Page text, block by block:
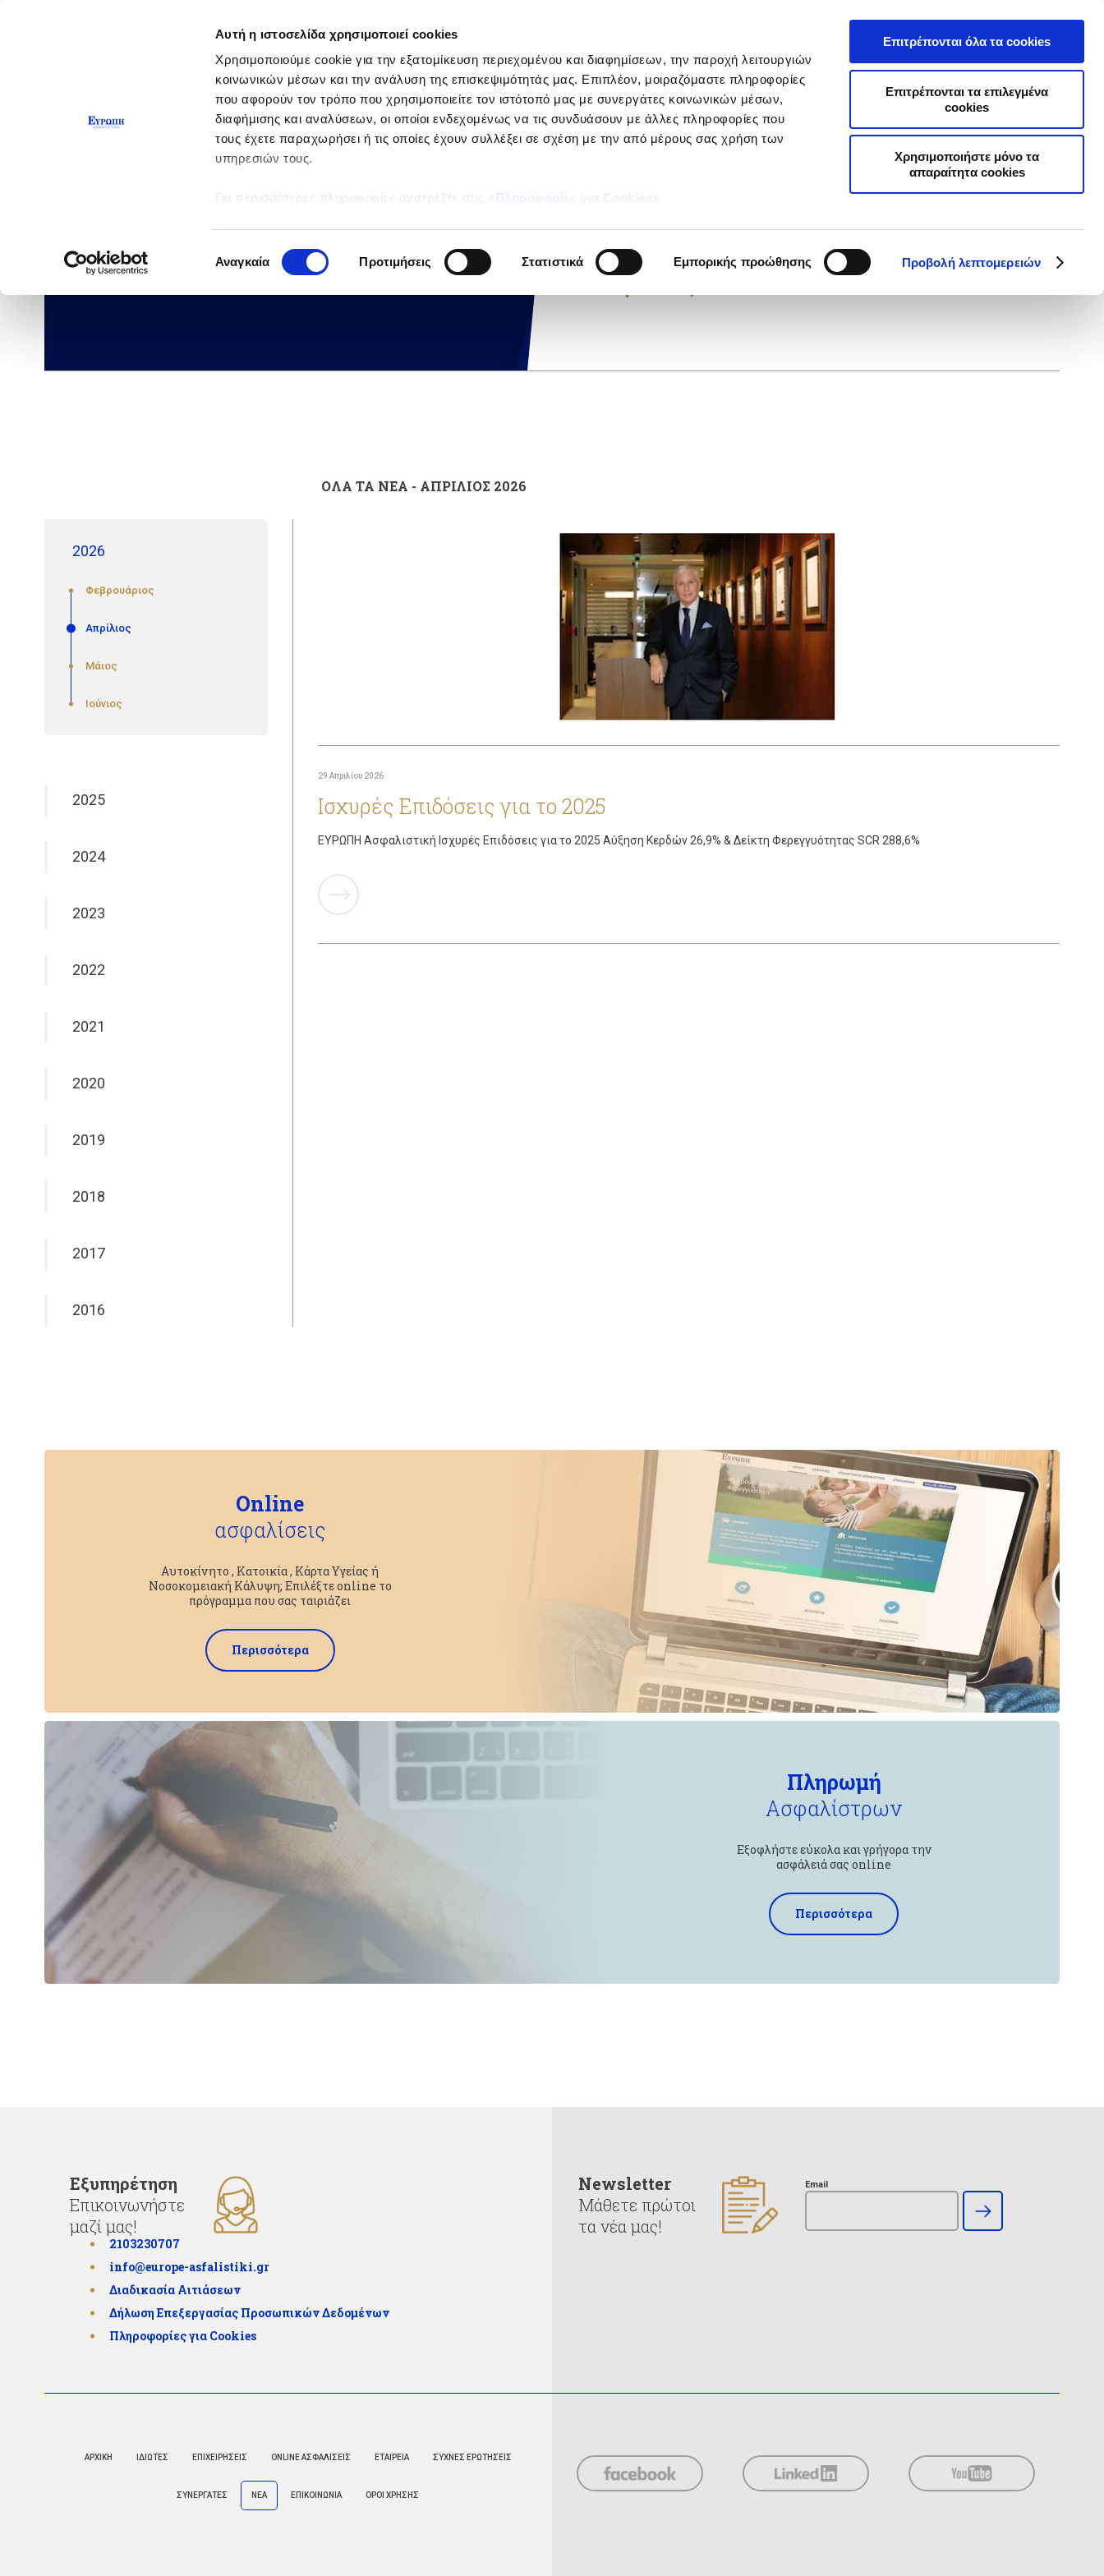
Αυτή η ιστοσελίδα χρησιμοποιεί cookies
Χρησιμοποιούμε cookie για την εξατομίκευση περιεχομένου και διαφημίσεων, την παροχή λειτουργιών
κοινωνικών μέσων και την ανάλυση της επισκεψιμότητάς μας. Επιπλέον, μοιραζόμαστε πληροφορίες
που αφορούν τον τρόπο που χρησιμοποιείτε τον ιστότοπό μας με συνεργάτες κοινωνικών μέσων,
διαφήμισης και αναλύσεων, οι οποίοι ενδεχομένως να τις συνδυάσουν με άλλες πληροφορίες που
τους έχετε παραχωρήσει ή τις οποίες έχουν συλλέξει σε σχέση με την από μέρους σας χρήση των
υπηρεσιών τους.
Για περισσότερες πληροφορίες ανατρέξτε στις « Πληροφορίες για Cookies ».
συγκατάθεσης
Αναγκαία Προτιμήσεις Στατιστικά Εμπορικής προώθησης Προβολή λεπτομερειών
Επιτρέπονται όλα τα cookies
Επιτρέπονται τα επιλεγμένα
cookies
Χρησιμοποιήστε μόνο τα
απαραίτητα cookies
Ιδιώτες Επιχειρήσεις Online Ασφαλίσεις
Μάθετε τα νέα
μας...
ΟΛΑ ΤΑ ΝΕΑ - ΑΠΡΙΛΙΟΣ 2026
2026
Φεβρουάριος
Απρίλιος
Μάιος
Ιούνιος
2025
2024
2023
2022
2021
2020
2019
2018
2017
2016
29 Απριλίου 2026
Ισχυρές Επιδόσεις για το 2025
ΕΥΡΩΠΗ Ασφαλιστική Ισχυρές Επιδόσεις για το 2025 Αύξηση Κερδών 26,9% & Δείκτη Φερεγγυότητας SCR 288,6%
Online
ασφαλίσεις
Αυτοκίνητο , Κατοικία , Κάρτα Υγείας ή
Νοσοκομειακή Κάλυψη; Επιλέξτε online το
πρόγραμμα που σας ταιριάζει
Περισσότερα
Πληρωμή
Ασφαλίστρων
Εξοφλήστε εύκολα και γρήγορα την
ασφάλειά σας online
Περισσότερα
Εξυπηρέτηση
Επικοινωνήστε
μαζί μας!
2103230707
info@europe-asfalistiki.gr
Διαδικασία Αιτιάσεων
Δήλωση Επεξεργασίας Προσωπικών Δεδομένων
Πληροφορίες για Cookies
Newsletter
Μάθετε πρώτοι
τα νέα μας!
Email
ΑΡΧΙΚΗ ΙΔΙΩΤΕΣ ΕΠΙΧΕΙΡΗΣΕΙΣ ONLINE ΑΣΦΑΛΙΣΕΙΣ ΕΤΑΙΡΕΙΑ ΣΥΧΝΕΣ ΕΡΩΤΗΣΕΙΣ
ΣΥΝΕΡΓΑΤΕΣ ΝΕΑ ΕΠΙΚΟΙΝΩΝΙΑ ΟΡΟΙ ΧΡΗΣΗΣ